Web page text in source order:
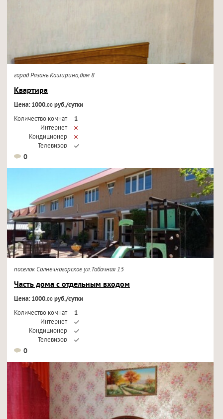
город Рязань Каширина,дом 8
Квартира
Цена: 1000.00руб./сутки
Количество комнат
1
Интернет
Кондиционер
Телевизор
0
поселок Солнечногорское ул.Табачная 15
Часть дома с отдельным входом
Цена: 1000.00руб./сутки
Количество комнат
1
Интернет
Кондиционер
Телевизор
0